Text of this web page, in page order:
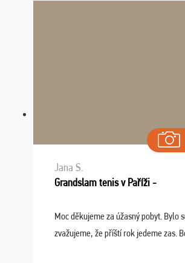
Jana S.
Grandslam tenis v Paříži -
Moc děkujeme za úžasný pobyt. Bylo
zvažujeme, že příští rok jedeme zas.